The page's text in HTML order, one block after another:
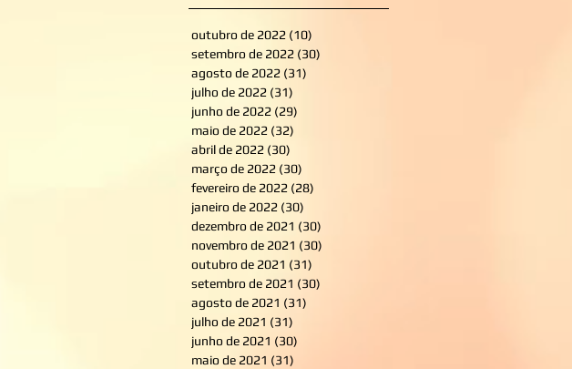
outubro de 2022 (10)
setembro de 2022 (30)
agosto de 2022 (31)
julho de 2022 (31)
junho de 2022 (29)
maio de 2022 (32)
abril de 2022 (30)
março de 2022 (30)
fevereiro de 2022 (28)
janeiro de 2022 (30)
dezembro de 2021 (30)
novembro de 2021 (30)
outubro de 2021 (31)
setembro de 2021 (30)
agosto de 2021 (31)
julho de 2021 (31)
junho de 2021 (30)
maio de 2021 (31)